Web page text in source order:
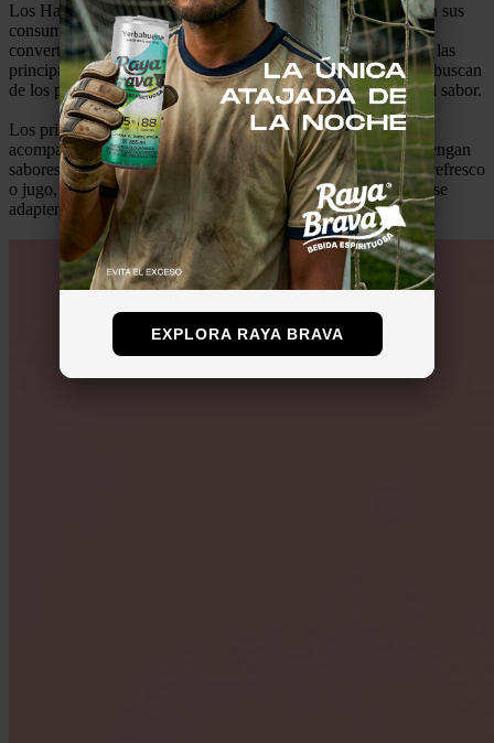
Los Hard Seltzers se caracterizan por buscar una cercanía con sus
consumidores. Siempre buscan formas de complacerlos para
convertirlos en verdaderos amantes de sus productos. Una de las
principales formas de acercarse a ellos es entendiendo lo que buscan
de los productos y, claro, el principal punto siempre ha sido el sabor.
Los principales consumidores de las bebidas RTD buscan,
acompañado de una buena refrigeración, que sus productos tengan
sabores refrescantes, para el día a día; ni tan dulces como un refresco
o jugo, ni tan amargos como una cerveza y, obviamente, que se
adapten a su
estilo de vida fresco y divertido.
EXPLORA RAYA BRAVA